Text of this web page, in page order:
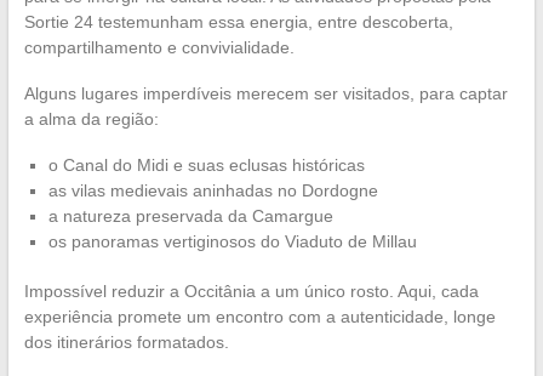
Sortie 24 testemunham essa energia, entre descoberta,
compartilhamento e convivialidade.
Alguns lugares imperdíveis merecem ser visitados, para captar
a alma da região:
o Canal do Midi e suas eclusas históricas
as vilas medievais aninhadas no Dordogne
a natureza preservada da Camargue
os panoramas vertiginosos do Viaduto de Millau
Impossível reduzir a Occitânia a um único rosto. Aqui, cada
experiência promete um encontro com a autenticidade, longe
dos itinerários formatados.